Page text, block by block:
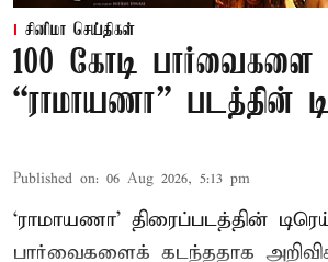
சினிமா செய்திகள்
100 கோடி பார்வைகளை
“ராமாயணா” படத்தின்
Published on: 06 Aug 2026, 5:13 pm
‘ராமாயணா’ திரைப்படத்தின்
பார்வைகளைக் கடந்ததாக